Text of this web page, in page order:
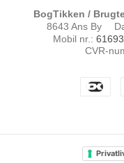
BogTikken /
8643 Ans By
Mobil nr. :
CVR-